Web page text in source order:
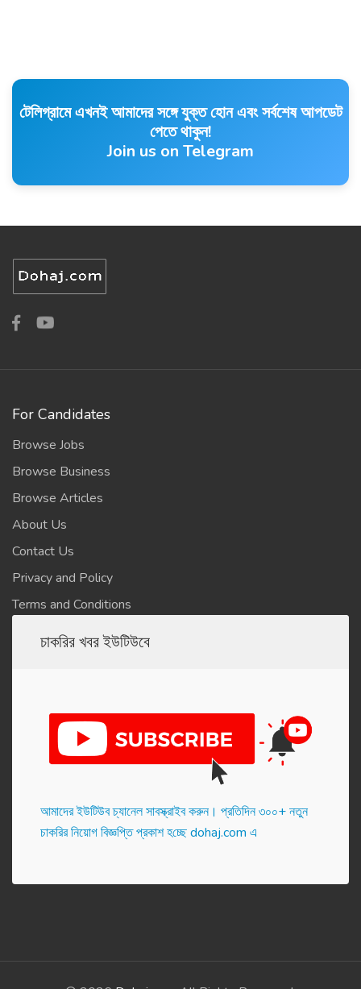
টেলিগ্রামে এখনই আমাদের সঙ্গে যুক্ত হোন এবং সর্বশেষ আপডেট
পেতে থাকুন!
Join us on Telegram
For Candidates
Browse Jobs
Browse Business
Browse Articles
About Us
Contact Us
Privacy and Policy
Terms and Conditions
চাকরির খবর ইউটিউবে
আমাদের ইউটিউব চ্যানেল সাবস্ক্রাইব করুন। প্র‌তি‌দিন ৩০০+ নতুন
চাকরির নিয়োগ বিজ্ঞপ্তি প্রকাশ হ‌চ্ছে dohaj.com এ